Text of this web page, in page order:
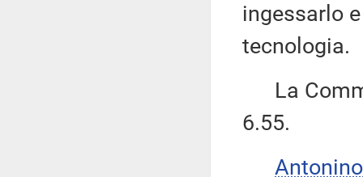
ingessarlo
tecnologia.
La
6.55.